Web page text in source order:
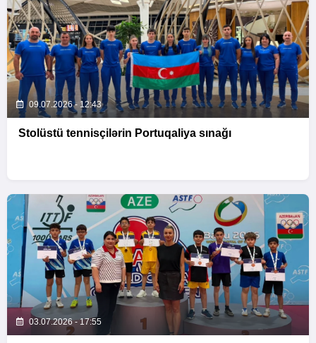
09.07.2026 - 12:43
Stolüstü tennisçilərin Portuqaliya sınağı
03.07.2026 - 17:55